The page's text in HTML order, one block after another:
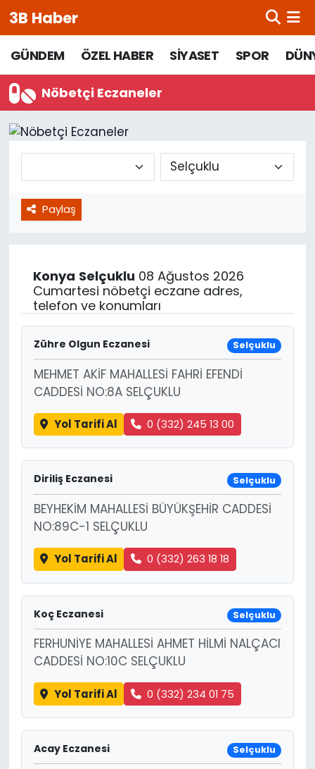
3B Haber
GÜNDEM ÖZEL HABER SİYASET SPOR
Nöbetçi Eczaneler
Paylaş
Konya Selçuklu 08 Ağustos 2026
Cumartesi nöbetçi eczane adres,
telefon ve konumları
Zühre Olgun Eczanesi Selçuklu
MEHMET AKİF MAHALLESİ FAHRİ EFENDİ
CADDESİ NO:8A SELÇUKLU
Yol Tarifi Al 0 (332) 245 13 00
Diriliş Eczanesi Selçuklu
BEYHEKİM MAHALLESİ BÜYÜKŞEHİR CADDESİ
NO:89C-1 SELÇUKLU
Yol Tarifi Al 0 (332) 263 18 18
Koç Eczanesi Selçuklu
FERHUNİYE MAHALLESİ AHMET HİLMİ NALÇACI
CADDESİ NO:10C SELÇUKLU
Yol Tarifi Al 0 (332) 234 01 75
Acay Eczanesi Selçuklu
Beypazarı Hava Durumu
Beypazarı Trafik Yoğunluk Haritası
Süper Lig Puan Durumu ve Fikstür
Son Dakika Haberleri